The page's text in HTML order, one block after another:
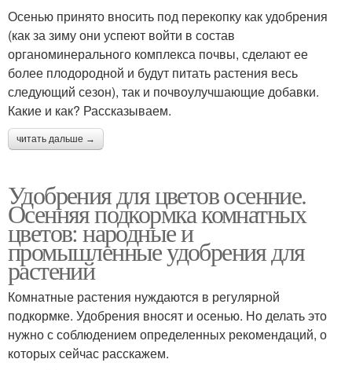
Осенью принято вносить под перекопку как удобрения
(как за зиму они успеют войти в состав
органоминерального комплекса почвы, сделают ее
более плодородной и будут питать растения весь
следующий сезон), так и почвоулучшающие добавки.
Какие и как? Рассказываем.
читать дальше →
Удобрения для цветов осенние.
Осенняя подкормка комнатных
цветов: народные и
промышленные удобрения для
растений
Комнатные растения нуждаются в регулярной
подкормке. Удобрения вносят и осенью. Но делать это
нужно с соблюдением определенных рекомендаций, о
которых сейчас расскажем.